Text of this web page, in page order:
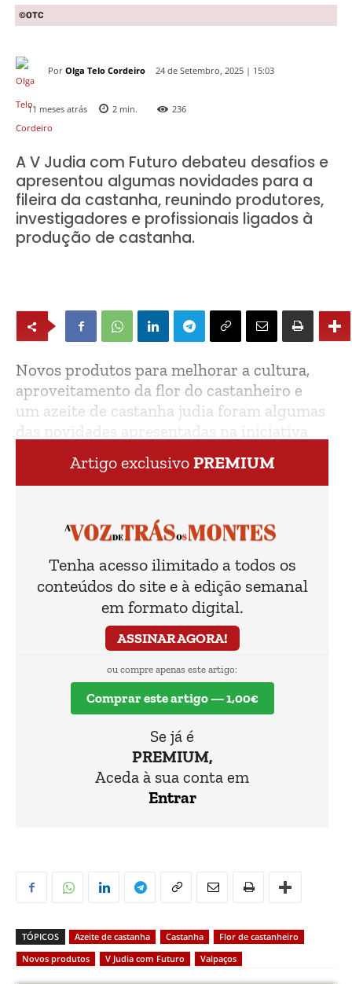
©OTC
Por Olga Telo Cordeiro 24 de Setembro, 2025 | 15:03
11 meses atrás 2 min. 236
A V Judia com Futuro debateu desafios e
apresentou algumas novidades para a
fileira da castanha, reunindo produtores,
investigadores e profissionais ligados à
produção de castanha.
Novos produtos para melhorar a cultura,
aproveitamento da flor do castanheiro e
um azeite de castanha judia foram algumas
das novidades apresentadas na iniciativa
que decorreu em Rio Bom, Valpaços.
Artigo exclusivoPREMIUM
Tenha acesso ilimitado a todos os
conteúdos do site e à edição semanal
em formato digital.
ASSINAR AGORA!
ou compre apenas este artigo:
Comprar este artigo — 1,00€
Se já é
PREMIUM,
Aceda à sua conta em
Entrar
TÓPICOS Azeite de castanha Castanha
Flor de castanheiro
Novos produtos
V Judia com Futuro Valpaços